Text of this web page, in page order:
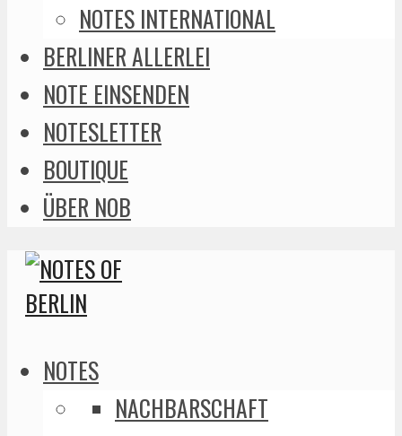
NOTES INTERNATIONAL
BERLINER ALLERLEI
NOTE EINSENDEN
NOTESLETTER
BOUTIQUE
ÜBER NOB
NOTES
NACHBARSCHAFT